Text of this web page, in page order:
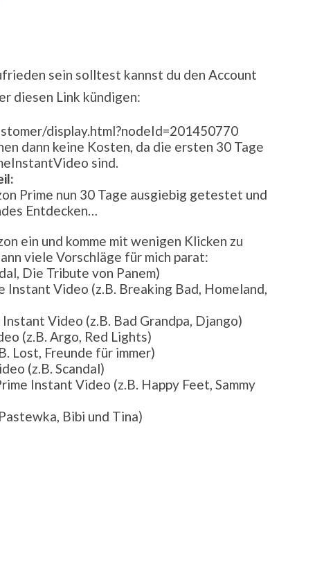
sein solltest kannst du den Account
diesen Link kündigen:
display.html?nodeId=201450770
dann keine Kosten, da die ersten 30 Tage
sind.
Prime nun 30 Tage ausgiebig getestet und
Entdecken…
ein und komme mit wenigen Klicken zu
viele Vorschläge für mich parat:
Die Tribute von Panem)
Instant Video (z.B. Breaking Bad, Homeland,
Video (z.B. Bad Grandpa, Django)
(z.B. Argo, Red Lights)
Lost, Freunde für immer)
(z.B. Scandal)
Instant Video (z.B. Happy Feet, Sammy
Bibi und Tina)